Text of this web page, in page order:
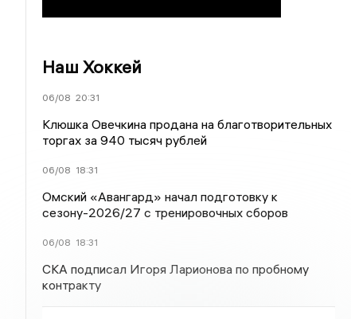
Наш Хоккей
06/08 20:31
Клюшка Овечкина продана на благотворительных
торгах за 940 тысяч рублей
06/08 18:31
Омский «Авангард» начал подготовку к
сезону-2026/27 с тренировочных сборов
06/08 18:31
СКА подписал Игоря Ларионова по пробному
контракту